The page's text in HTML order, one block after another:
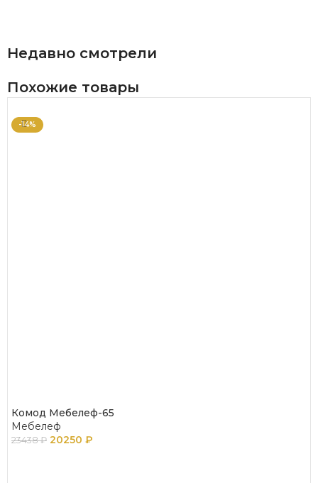
Недавно смотрели
Похожие товары
-14%
Комод Мебелеф-65
Мебелеф
23438₽ 20250 ₽